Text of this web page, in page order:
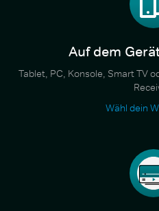
Auf dem
Tablet, PC, Konsole, Smart TV
Wähl dein